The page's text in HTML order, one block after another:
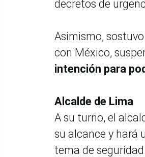
decretos de
Asimismo,
con México,
intención para
Alcalde de Lima
A su turno, el
su alcance y hará
tema de